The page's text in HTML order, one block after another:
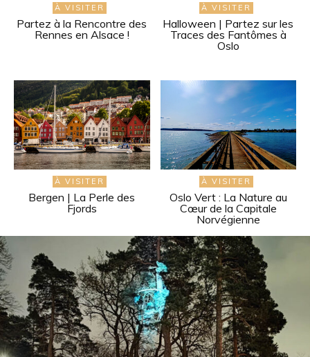
À VISITER
Partez à la Rencontre des
Rennes en Alsace !
À VISITER
Halloween | Partez sur les
Traces des Fantômes à
Oslo
À VISITER
Bergen | La Perle des
Fjords
À VISITER
Oslo Vert : La Nature au
Cœur de la Capitale
Norvégienne